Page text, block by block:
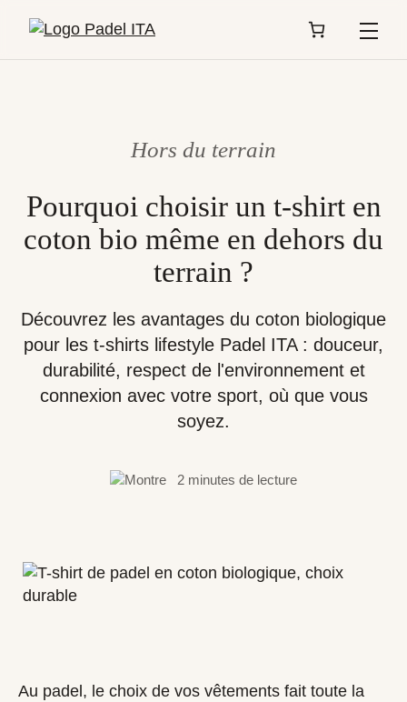
Menu
Hors du terrain
Pourquoi choisir un t-shirt en
coton bio même en dehors du
terrain ?
Découvrez les avantages du coton biologique
pour les t-shirts lifestyle Padel ITA : douceur,
durabilité, respect de l'environnement et
connexion avec votre sport, où que vous
soyez.
2 minutes de lecture
Au padel, le choix de vos vêtements fait toute la